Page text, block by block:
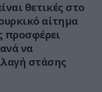
θετικές στο
αίτημα
προσφέρει
να
στάσης